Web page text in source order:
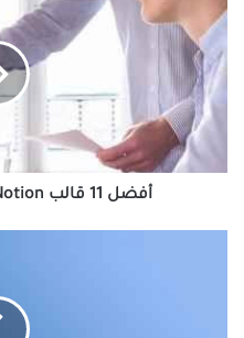
11
قالب
Notion
للاستخدام
الشخصي
أفضل 11 قالب Notion للاستخدام الشخصي